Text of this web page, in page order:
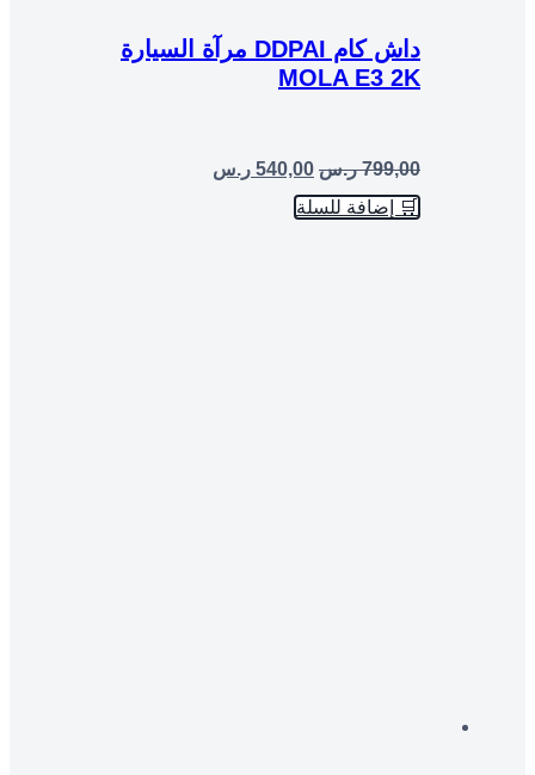
داش كام DDPAI مرآة السيارة
MOLA E3 2K
799,00 ر.س 540,00 ر.س
🛒 إضافة للسلة